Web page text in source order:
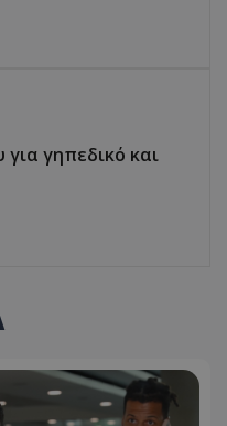
γηπεδικό και